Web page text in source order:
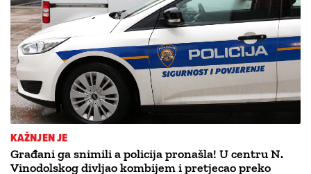
KAŽNJEN JE
Građani ga snimili a policija pronašla! U centru N.
Vinodolskog divljao kombijem i pretjecao preko